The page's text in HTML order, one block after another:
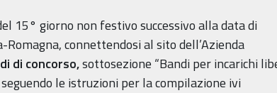
15° giorno non festivo successivo alla data di
connettendosi al sito dell’Azienda
di concorso,sottosezione “Bandi per incarichi
le istruzioni per la compilazione ivi